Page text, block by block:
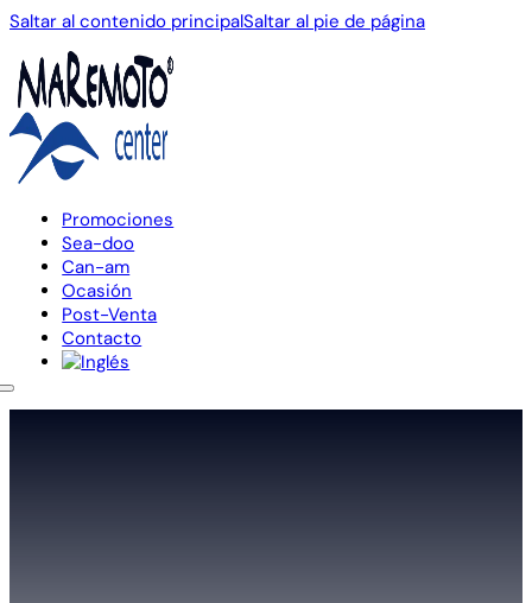
Saltar al contenido principalSaltar al pie de página
Promociones
Sea-doo
Can-am
Ocasión
Post-Venta
Contacto